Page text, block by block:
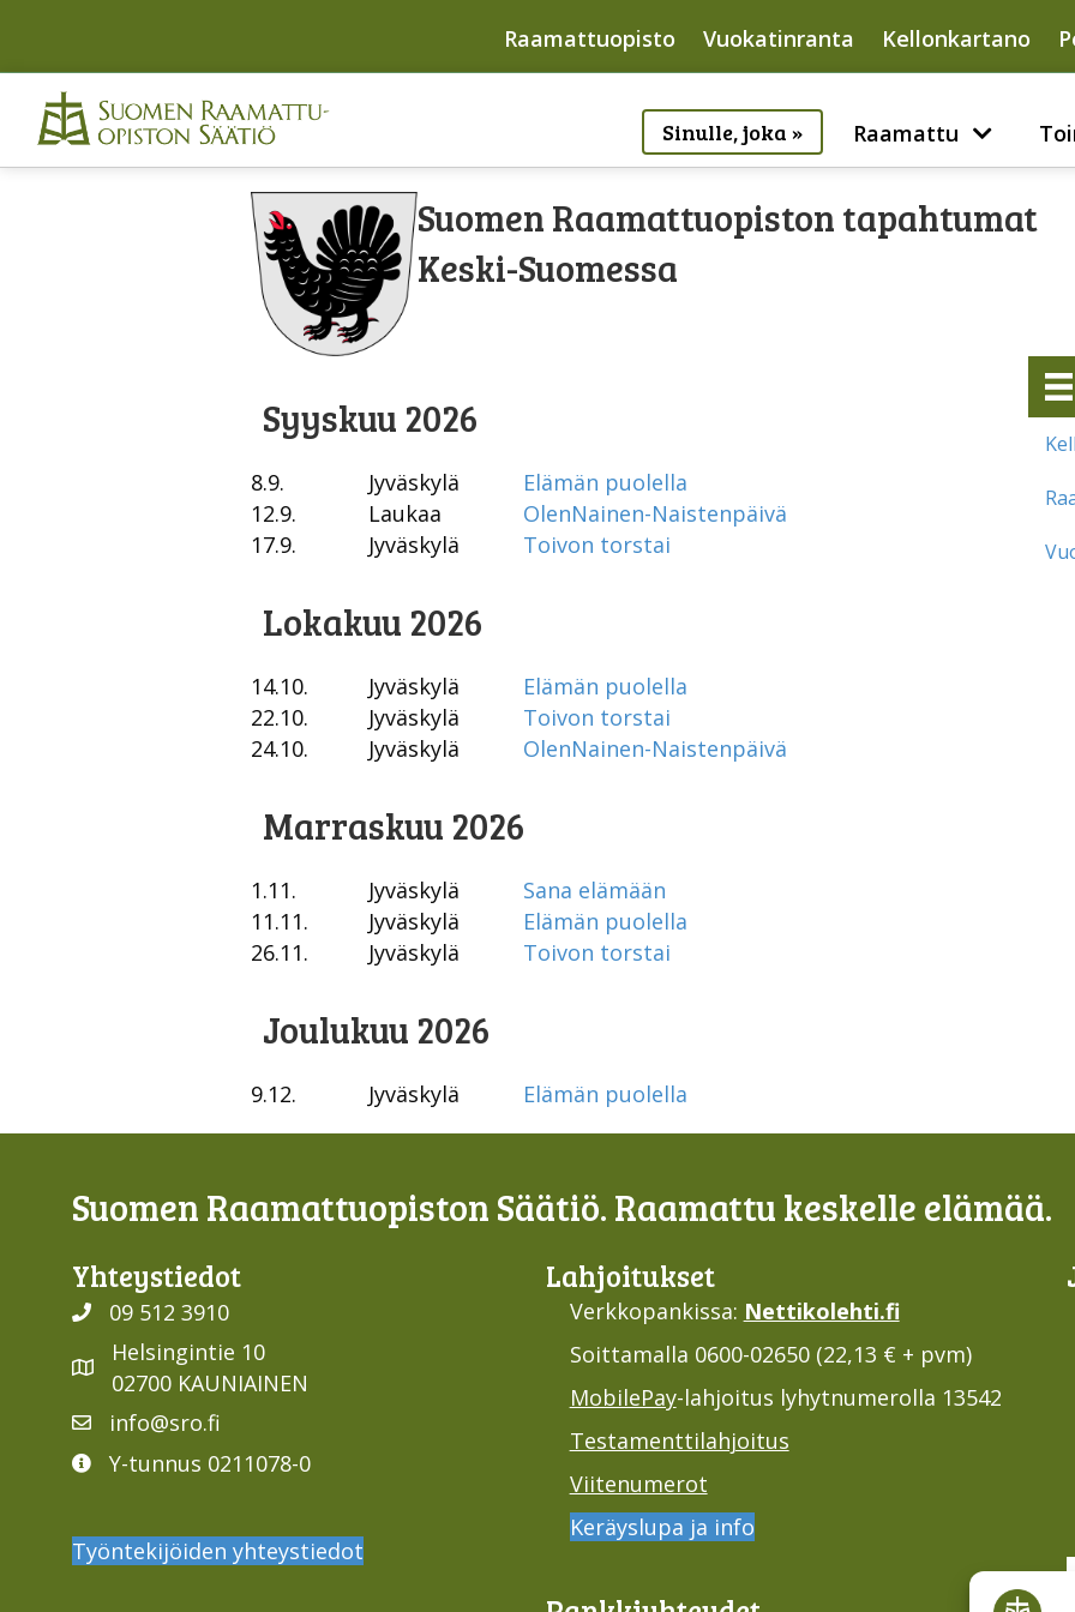
Raamattuopisto Vuokatinranta Kellonkartano
Sinulle, joka » Raamattu
Suomen Raamattuopiston tapahtumat
Keski-Suomessa
Syyskuu 2026
8.9. Jyväskylä
Elämän puolella
12.9.
Laukaa
OlenNainen-Naistenpäivä
17.9.
Jyväskylä Toivon torstai
Lokakuu 2026
14.10. Jyväskylä
Elämän puolella
22.10.
Jyväskylä
Toivon torstai
24.10.
Jyväskylä OlenNainen-Naistenpäivä
Marraskuu 2026
1.11. Jyväskylä
Sana elämään
11.11.
Jyväskylä
Elämän puolella
26.11.
Jyväskylä Toivon torstai
Joulukuu 2026
9.12. Jyväskylä Elämän puolella
Suomen Raamattuopiston Säätiö. Raamattu keskelle elämää.
Yhteys­tiedot
09 512 3910
Helsingintie 10
02700 KAUNIAINEN
info@sro.fi
Y-tunnus 0211078-0
Työntekijöiden yhteystiedot
Lahjoi­tukset
Verkkopankissa: Nettikolehti.fi
Soittamalla 0600-02650 (22,13 € + pvm)
MobilePay-lahjoitus lyhytnumerolla 13542
Testamenttilahjoitus
Viitenumerot
Keräyslupa ja info